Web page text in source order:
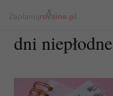
dni niepłodne